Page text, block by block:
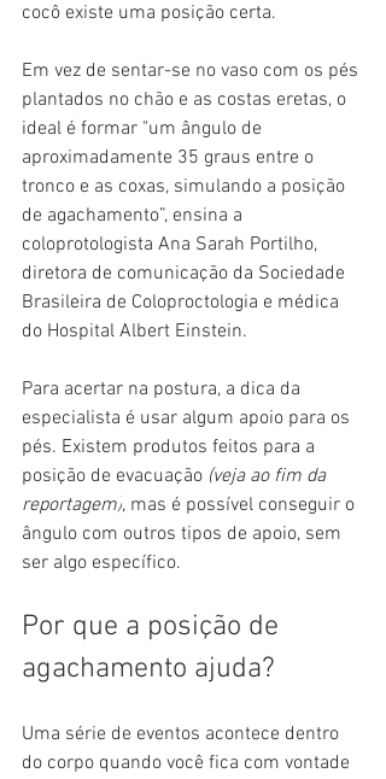
cocô existe uma posição certa.
Em vez de sentar-se no vaso com os pés
plantados no chão e as costas eretas, o
ideal é formar "um ângulo de
aproximadamente 35 graus entre o
tronco e as coxas, simulando a posição
de agachamento”, ensina a
coloprotologista Ana Sarah Portilho,
diretora de comunicação da Sociedade
Brasileira de Coloproctologia e médica
do Hospital Albert Einstein.
Para acertar na postura, a dica da
especialista é usar algum apoio para os
pés. Existem produtos feitos para a
posição de evacuação (veja ao fim da
reportagem), mas é possível conseguir o
ângulo com outros tipos de apoio, sem
ser algo específico.
Por que a posição de
agachamento ajuda?
Uma série de eventos acontece dentro
do corpo quando você fica com vontade